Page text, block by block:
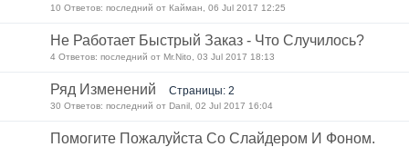
10 Ответов: последний от Кайман, 06 Jul 2017 12:25
Не Работает Быстрый Заказ - Что Случилось?
4 Ответов: последний от Mr.Nito, 03 Jul 2017 18:13
Ряд Изменений Страницы: 2
30 Ответов: последний от Danil, 02 Jul 2017 16:04
Помогите Пожалуйста Со Слайдером И Фоном.